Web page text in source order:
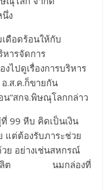
นึ่ง
เดือดร้อนให้กับ
าบริหารจัดการ
ไปดูเรื่องการบริหาร
าก อ.ส.ค.ก็ขายกัน
น”สกจ.พิษณุโลกกล่าว
99 หีบ คิดเป็นเงิน
ต่ต้องรับภาระช่วย
ย อย่างเช่นสหกรณ์
ารผลิต นมกล่องที่